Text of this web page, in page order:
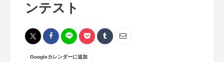
ンテスト
Googleカレンダーに追加